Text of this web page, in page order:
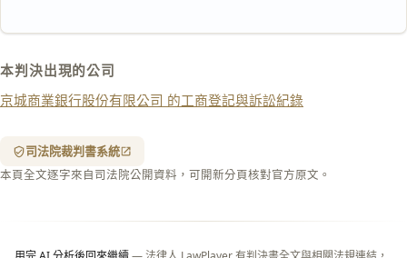
本判決出現的公司
京城商業銀行股份有限公司 的工商登記與訴訟紀錄
司法院裁判書系統
本頁全文逐字來自司法院公開資料，可開新分頁核對官方原文。